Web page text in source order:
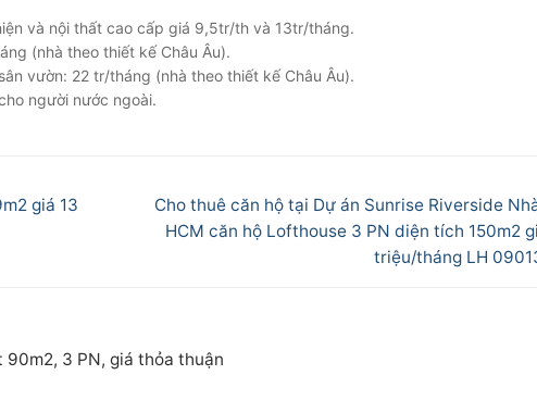
và nội thất cao cấp giá 9,5tr/th và 13tr/tháng.
(nhà theo thiết kế Châu Âu).
vườn: 22 tr/tháng (nhà theo thiết kế Châu Âu).
người nước ngoài.
giá 13
Next
post:
Cho thuê căn hộ tại Dự án Sunrise Riverside
HCM căn hộ Lofthouse 3 PN diện tích 150m2
triệu/tháng LH
3 PN, giá thỏa thuận